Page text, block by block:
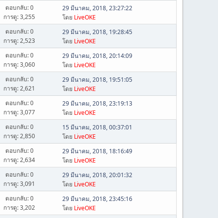
ตอบกลับ: 0
การดู: 3,255
29 มีนาคม, 2018, 23:27:22
โดย LiveOKE
ตอบกลับ: 0
การดู: 2,523
29 มีนาคม, 2018, 19:28:45
โดย LiveOKE
ตอบกลับ: 0
การดู: 3,060
29 มีนาคม, 2018, 20:14:09
โดย LiveOKE
ตอบกลับ: 0
การดู: 2,621
29 มีนาคม, 2018, 19:51:05
โดย LiveOKE
ตอบกลับ: 0
การดู: 3,077
29 มีนาคม, 2018, 23:19:13
โดย LiveOKE
ตอบกลับ: 0
การดู: 2,850
15 มีนาคม, 2018, 00:37:01
โดย LiveOKE
ตอบกลับ: 0
การดู: 2,634
29 มีนาคม, 2018, 18:16:49
โดย LiveOKE
ตอบกลับ: 0
การดู: 3,091
29 มีนาคม, 2018, 20:01:32
โดย LiveOKE
ตอบกลับ: 0
การดู: 3,202
29 มีนาคม, 2018, 23:45:16
โดย LiveOKE